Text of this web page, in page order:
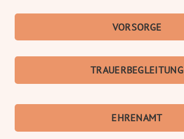
VORSORGE
TRAUER­BEGLEITUNG
EHRENAMT